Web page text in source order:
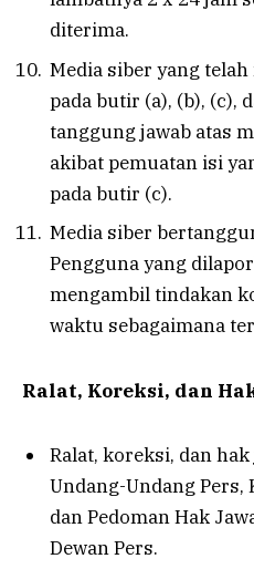
diterima.
Media siber yang
pada butir (a), (b), (c),
tanggung jawab atas
akibat pemuatan isi
pada butir (c).
Media siber
Pengguna yang
mengambil tindakan
waktu sebagaimana
Ralat, Koreksi, dan
Ralat, koreksi, dan
Undang-Undang
dan Pedoman Hak
Dewan Pers.